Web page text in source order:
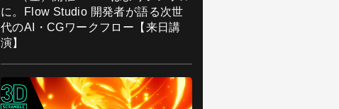
に。Flow Studio 開発者が語る次世
代のAI・CGワークフロー【来日講
演】